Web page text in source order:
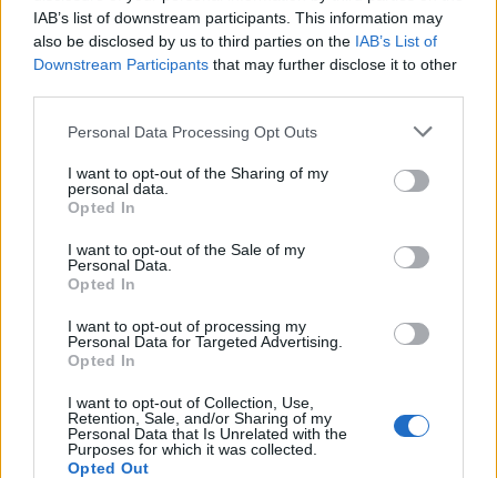
IAB’s list of downstream participants. This information may
also be disclosed by us to third parties on the IAB’s List of
Downstream Participants that may further disclose it to other
Personal Data Processing Opt Outs
I want to opt-out of the Sharing of my
personal data.
Opted In
I want to opt-out of the Sale of my
Personal Data.
Opted In
I want to opt-out of processing my
Personal Data for Targeted Advertising.
Opted In
I want to opt-out of Collection, Use,
Retention, Sale, and/or Sharing of my
Personal Data that Is Unrelated with the
Purposes for which it was collected.
Opted Out
PUSL (D. Voiculescu)
PNȚCD (Pavelescu)
PNCR (Terheș)
Partidul Patrioților (Surugiu)
România pe Primul Loc (Ponta)
Arhiva sondajelor